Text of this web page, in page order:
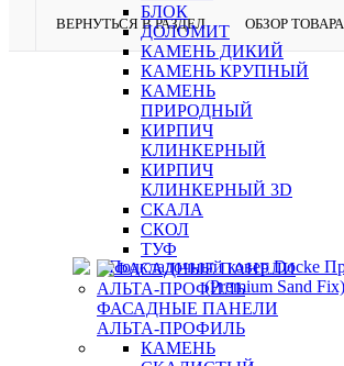
БЛОК
ДОЛОМИТ
КАМЕНЬ ДИКИЙ
КАМЕНЬ КРУПНЫЙ
КАМЕНЬ
ПРИРОДНЫЙ
КИРПИЧ
КЛИНКЕРНЫЙ
КИРПИЧ
КЛИНКЕРНЫЙ 3D
СКАЛА
СКОЛ
ТУФ
ФАСАДНЫЕ ПАНЕЛИ
АЛЬТА-ПРОФИЛЬ
КАМЕНЬ
ВЕРНУТЬСЯ В РАЗДЕЛ ОБЗОР ТОВАРА